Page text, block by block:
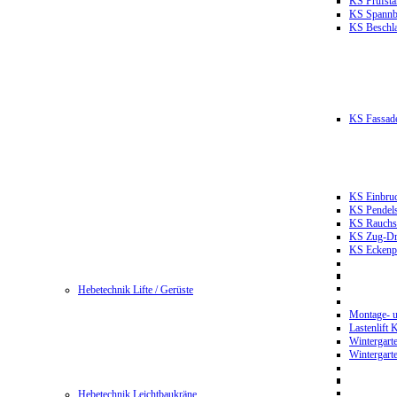
KS
KS
KS
KS
KS
KS
KS Zug-
KS
Hebetechnik Lifte / Gerüste
Montage-
Lastenlift
Hebetechnik Leichtbaukräne